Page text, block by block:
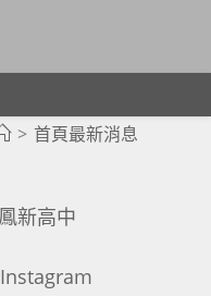
> 首頁最新消息
新高中